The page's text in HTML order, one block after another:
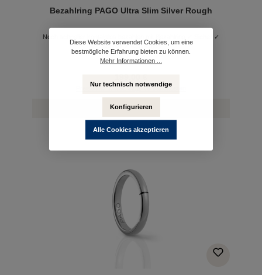
Bezahlring PAGO Ultra Slim Silver Rough
Noch schneller kontaktlos bezahlen mit Bezahlring ✓ Sicher ✓
Schnell ✓ Kontaktlos
Preise inkl. MwSt. zzgl. Versandkosten
Details
Diese Website verwendet Cookies, um eine
bestmögliche Erfahrung bieten zu können.
Mehr Informationen ...
Nur technisch notwendige
Konfigurieren
Alle Cookies akzeptieren